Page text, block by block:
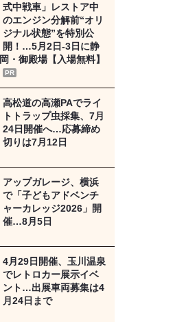
式中戦車」レストア中
のエンジン分解前“オリ
ジナル状態”を特別公
開！…5月2日-3日に静
岡・御殿場【入場無料】
PR
高松道の高瀬PAでライ
トトラップ虫採集、7月
24日開催へ…応募締め
切りは7月12日
アップガレージ、横浜
で「子どもアドベンチ
ャーカレッジ2026」開
催…8月5日
4月29日開催、玉川温泉
でレトロカー展示イベ
ント…出展車両募集は4
月24日まで